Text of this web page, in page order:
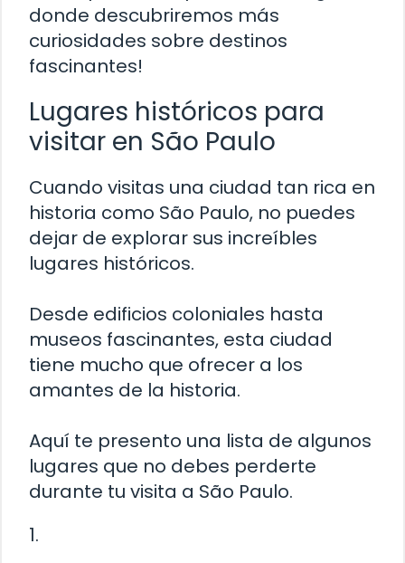
donde descubriremos más
curiosidades sobre destinos
fascinantes!
Lugares históricos para
visitar en São Paulo
Cuando visitas una ciudad tan rica en
historia como São Paulo, no puedes
dejar de explorar sus increíbles
lugares históricos.
Desde edificios coloniales hasta
museos fascinantes, esta ciudad
tiene mucho que ofrecer a los
amantes de la historia.
Aquí te presento una lista de algunos
lugares que no debes perderte
durante tu visita a São Paulo.
1.